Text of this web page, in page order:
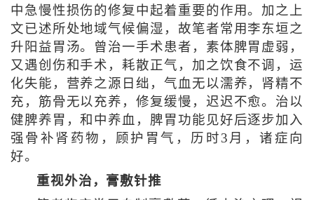
中急慢性损伤的修复中起着重要的作用。加之上
文已述所处地域气候偏湿，故笔者常用李东垣之
升阳益胃汤。曾治一手术患者，素体脾胃虚弱，
又遇创伤和手术，耗散正气，加之饮食不调，运
化失能，营养之源日绌，气血无以濡养，肾精不
充，筋骨无以充养，修复缓慢，迟迟不愈。治以
健脾养胃，和中养血，脾胃功能见好后逐步加入
强骨补肾药物，顾护胃气，历时3月，诸症向
好。
重视外治，膏敷针推